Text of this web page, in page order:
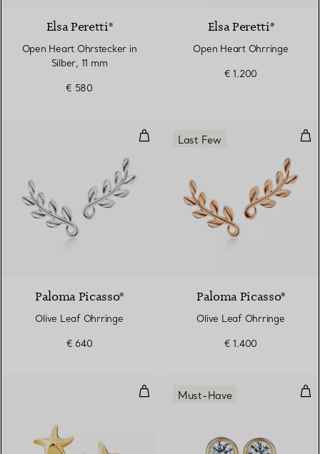
Elsa Peretti®
Open Heart Ohrstecker in
Silber, 11 mm
€ 580
Elsa Peretti®
Open Heart Ohrringe
€ 1.200
Olive Leaf Ohrringe
Paloma Picasso®
Olive Leaf Ohrringe
€ 640
Last Few
Paloma Picasso®
Olive Leaf Ohrringe
€ 1.400
Seestern-Ohrringe
Must-Have